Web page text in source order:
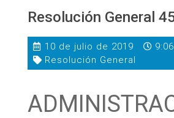
Resolución General
10 de julio de 2019
Resolución General